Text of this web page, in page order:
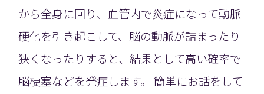
から全身に回り、血管内で炎症になって動脈
硬化を引き起こして、脳の動脈が詰まったり
狭くなったりすると、結果として高い確率で
脳梗塞などを発症します。 簡単にお話をして